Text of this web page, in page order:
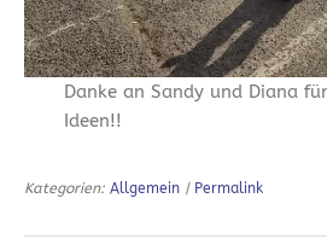
Danke an Sandy und Diana
Ideen!!
Kategorien: Allgemein | Permalink